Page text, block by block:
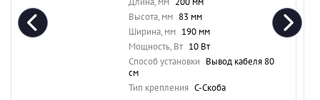
Высота, мм 83 мм
Ширина, мм 190 мм
Мощность, Вт 10 Вт
Способ установки Вывод кабеля 80
см
Тип крепления С-Скоба